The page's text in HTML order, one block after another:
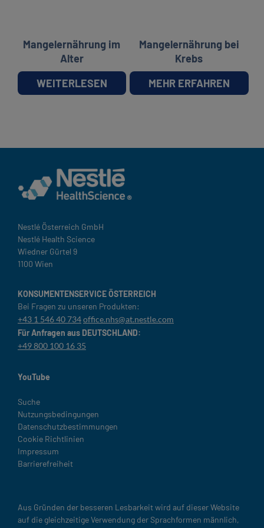
Mangelernährung im
Alter
WEITERLESEN
Mangelernährung bei
Krebs
MEHR ERFAHREN
Nestlé Österreich GmbH
Nestlé Health Science
Wiedner Gürtel 9
1100 Wien
KONSUMENTENSERVICE ÖSTERREICH
Bei Fragen zu unseren Produkten:
+43 1 546 40 734office.nhs@at.nestle.com
Für Anfragen aus DEUTSCHLAND:
+49 800 100 16 35
YouTube
Legal
Suche
Nutzungsbedingungen
Datenschutzbestimmungen
Cookie Richtlinien
Impressum
Barrierefreiheit
Aus Gründen der besseren Lesbarkeit wird auf dieser Website
auf die gleichzeitige Verwendung der Sprachformen männlich,